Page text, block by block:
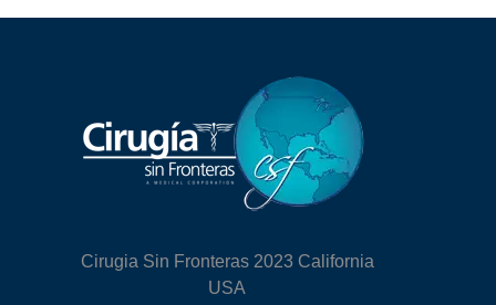
Cirugia Sin Fronteras 2023 California
USA